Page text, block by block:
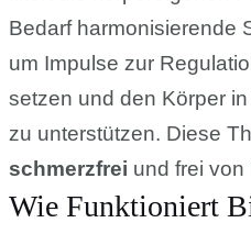
Bedarf harmonisierende
um Impulse zur
setzen und den Körper
zu unterstützen. Diese
schmerzfrei und frei
Wie Funktioniert